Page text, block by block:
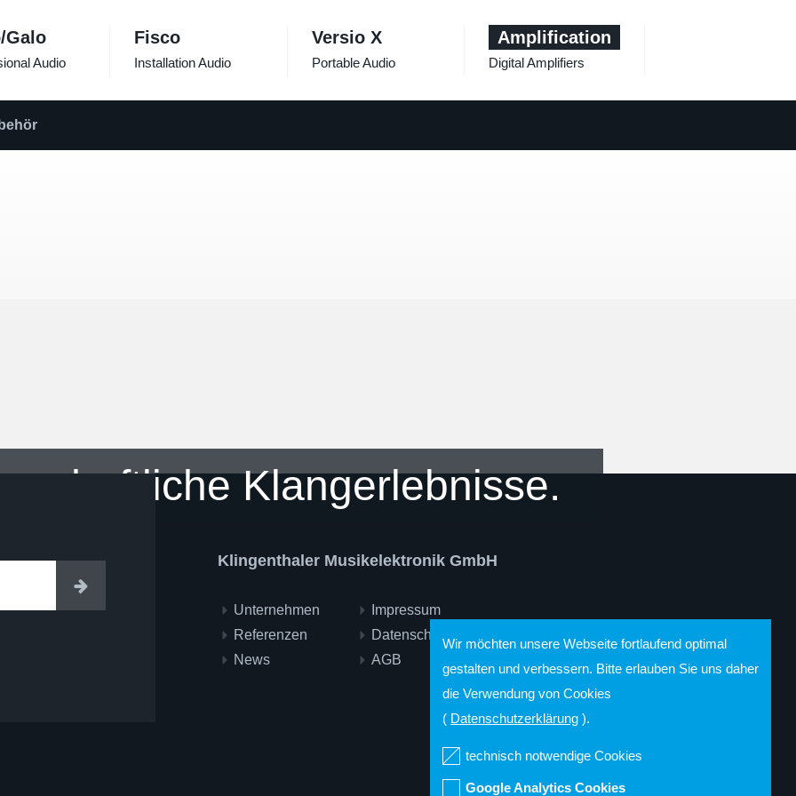
Galo
Audio
Fisco
Installation Audio
Versio X
Portable Audio
Amplification
Digital Amplifiers
Klangerlebnisse.
Eintragen
Klingenthaler Musikelektronik GmbH
Unternehmen
Referenzen
News
Impressum
Datenschutz
AGB
Wir möchten unsere Webseite fortlaufend optimal
gestalten und verbessern. Bitte erlauben Sie uns daher
die Verwendung von Cookies
( Datenschutzerklärung ).
technisch notwendige Cookies
Google Analytics Cookies